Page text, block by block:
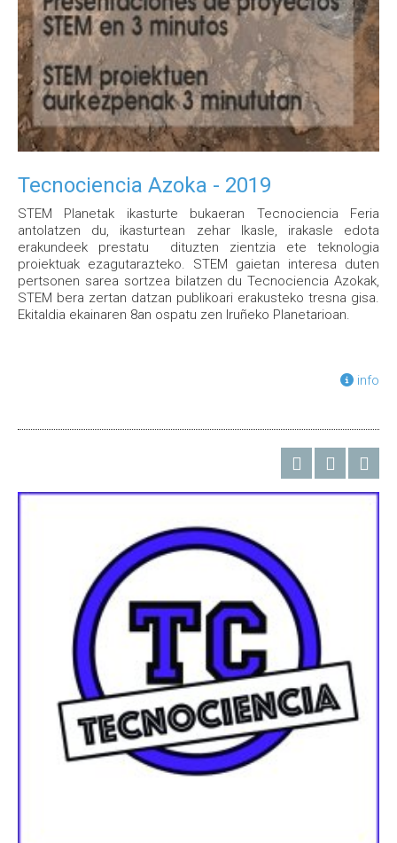
Tecnociencia Azoka - 2019
STEM Planetak ikasturte bukaeran Tecnociencia Feria
antolatzen du, ikasturtean zehar Ikasle, irakasle edota
erakundeek prestatu dituzten zientzia ete teknologia
proiektuak ezagutarazteko. STEM gaietan interesa duten
pertsonen sarea sortzea bilatzen du Tecnociencia Azokak,
STEM bera zertan datzan publikoari erakusteko tresna gisa.
Ekitaldia ekainaren 8an ospatu zen Iruñeko Planetarioan.
info